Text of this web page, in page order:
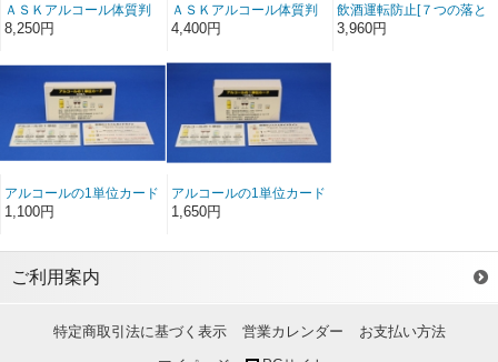
ＡＳＫアルコール体質判
定セット かんたんジェ
ルパッチ(50人分)
8,250円
ＡＳＫアルコール体質判
定セット かんたんジェ
ルパッチ(25人分）
4,400円
飲酒運転防止[７つの落と
し穴]トイレットペーパー
（24個入り）
3,960円
アルコールの1単位カード
（50枚入）
1,100円
アルコールの1単位カード
（100枚入）
1,650円
ご利用案内
特定商取引法に基づく表示 営業カレンダー
お支払い方法